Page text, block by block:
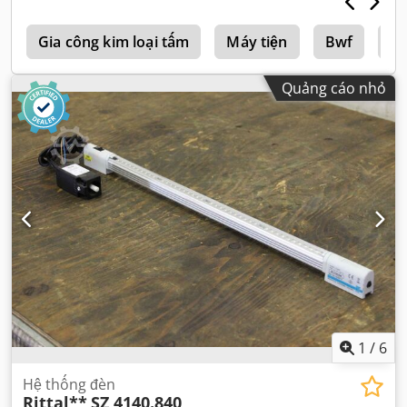
Gia công kim loại tấm Máy tiện Bwf
Quảng cáo nhỏ
1 / 6
Hệ thống đèn
Rittal**SZ 4140.840